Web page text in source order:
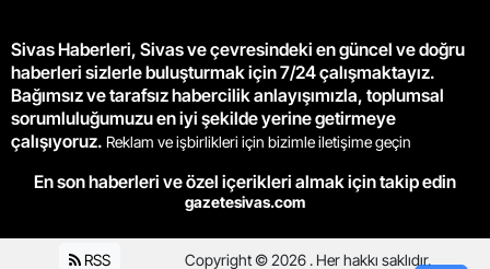
Sivas Haberleri, Sivas ve çevresindeki en güncel ve doğru
haberleri sizlerle buluşturmak için 7/24 çalışmaktayız.
Bağımsız ve tarafsız habercilik anlayışımızla, toplumsal
sorumluluğumuzu en iyi şekilde yerine getirmeye
çalışıyoruz. Reklam ve işbirlikleri için bizimle iletişime geçin
En son haberleri ve özel içerikleri almak için takip edin
gazetesivas.com
RSS Copyright © 2026 . Her hakkı saklıdır.